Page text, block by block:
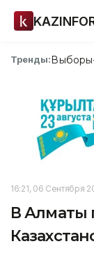
Тренды:
16:21, 06 Сентября
В Алматы